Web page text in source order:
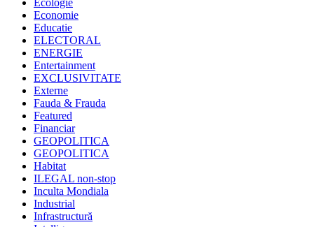
Economie
Educatie
ELECTORAL
ENERGIE
Entertainment
EXCLUSIVITATE
Externe
Fauda & Frauda
Featured
Financiar
GEOPOLITICA
GEOPOLITICA
Habitat
ILEGAL non-stop
Inculta Mondiala
Industrial
Infrastructură